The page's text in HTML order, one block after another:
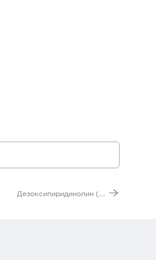
Дезоксипиридинолин (Pyrilinks-D) - маркер резорбции костной ткани